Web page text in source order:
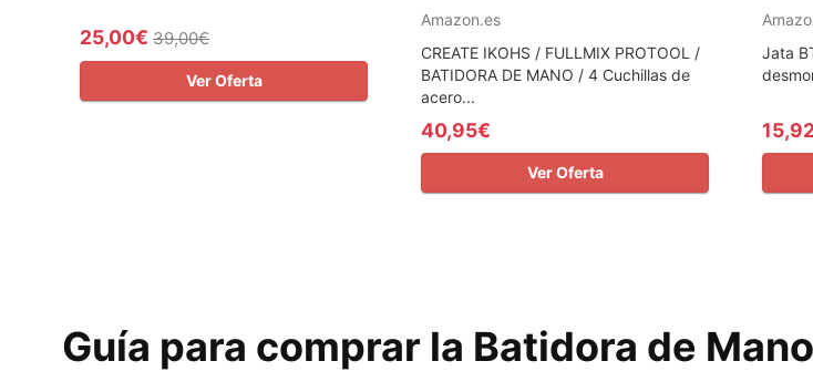
25,00€ 39,00€
Ver Oferta
Amazon.es
CREATE IKOHS / FULLMIX PROTOOL /
BATIDORA DE MANO / 4 Cuchillas de
acero...
40,95€
Ver Oferta
Jata
Guía para comprar la Batidora de